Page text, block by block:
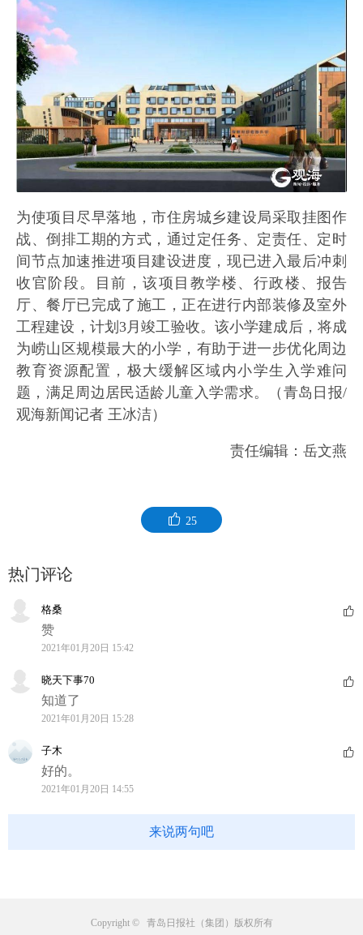
为使项目尽早落地，市住房城乡建设局采取挂图作
战、倒排工期的方式，通过定任务、定责任、定时
间节点加速推进项目建设进度，现已进入最后冲刺
收官阶段。目前，该项目教学楼、行政楼、报告
厅、餐厅已完成了施工，正在进行内部装修及室外
工程建设，计划3月竣工验收。该小学建成后，将成
为崂山区规模最大的小学，有助于进一步优化周边
教育资源配置，极大缓解区域内小学生入学难问
题，满足周边居民适龄儿童入学需求。（青岛日报/
观海新闻记者 王冰洁）
责任编辑：岳文燕
25
热门评论
格桑
赞
2021年01月20日 15:42
晓天下事70
知道了
2021年01月20日 15:28
子木
好的。
2021年01月20日 14:55
来说两句吧
Copyright © 青岛日报社（集团）版权所有